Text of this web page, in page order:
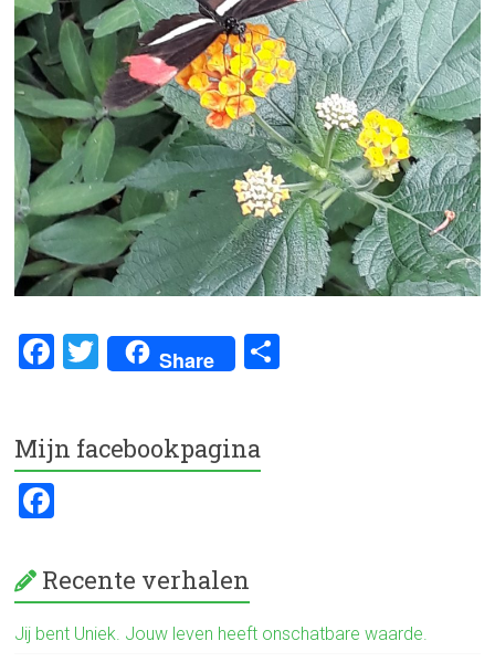
F
b
T
er
Share
Mijn facebookpagina
ce
b
o
Recente verhalen
Jij bent Uniek. Jouw leven heeft onschatbare waarde.